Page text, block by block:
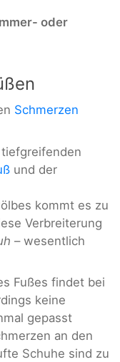
oder
Schmerzen
und der
kommt es zu
Verbreiterung
– wesentlich
Fußes findet bei
keine
gepasst
an den
Schuhe sind zu